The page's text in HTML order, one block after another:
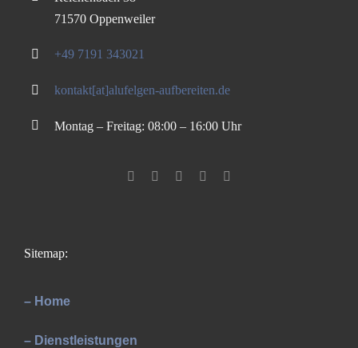
71570 Oppenweiler
+49 7191 343021
kontakt[at]alufelgen-aufbereiten.de
Montag – Freitag: 08:00 – 16:00 Uhr
Sitemap:
– Home
– Dienstleistungen